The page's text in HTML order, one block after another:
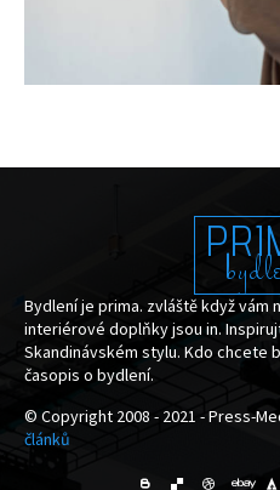
Bydlení je prima. zvláště když vám
interiérové doplňky jsou in.
Skandinávském stylu. Kdo chcete
časopis o bydlení.
© Copyright 2008 - 2021 - Press-
článků